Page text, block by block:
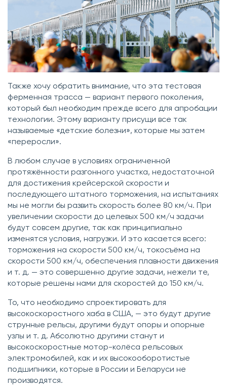
Также хочу обратить внимание, что эта тестовая
ферменная трасса — вариант первого поколения,
который был необходим прежде всего для апробации
технологии. Этому варианту присущи все так
называемые «детские болезни», которые мы затем
«переросли».
В любом случае в условиях ограниченной
протяжённости разгонного участка, недостаточной
для достижения крейсерской скорости и
последующего штатного торможения, на испытаниях
мы не могли бы развить скорость более 80 км/ч. При
увеличении скорости до целевых 500 км/ч задачи
будут совсем другие, так как принципиально
изменятся условия, нагрузки. И это касается всего:
торможения на скорости 500 км/ч, токосъёма на
скорости 500 км/ч, обеспечения плавности движения
и т. д. — это совершенно другие задачи, нежели те,
которые решены нами для скоростей до 150 км/ч.
То, что необходимо спроектировать для
высокоскоростного хаба в США, — это будут другие
струнные рельсы, другими будут опоры и опорные
узлы и т. д. Абсолютно другими станут и
высокоскоростные мотор-колёса рельсовых
электромобилей, как и их высокооборотистые
подшипники, которые в России и Беларуси не
производятся.